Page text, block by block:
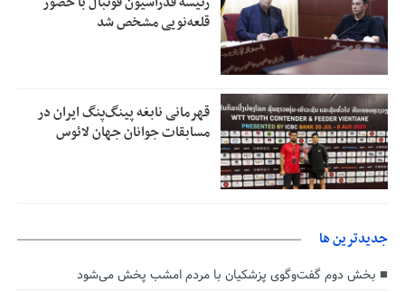
قلعه‌نویی مشخص شد
قهرمانی نابغه پینگ‌پنگ ایران در
مسابقات جوانان جهان لائوس
جديدترين ها
بخش دوم گفت‌وگوی پزشکیان با مردم امشب پخش می‌شود